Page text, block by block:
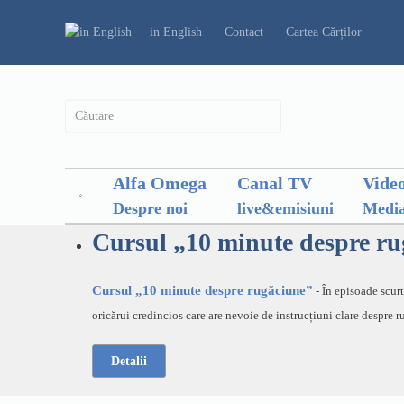
in English Contact Cartea Cărților
Alfa Omega
Despre noi
Canal TV
live&emisiuni
Cursul „10 minute despre
Cursul „10 minute despre rugăciune” - În episoade
oricărui credincios care are nevoie de instrucțiuni clare
Detalii